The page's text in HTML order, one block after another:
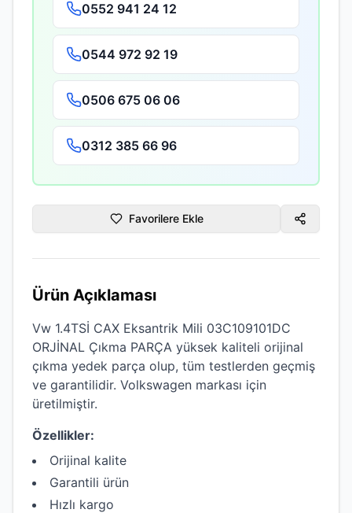
0552 941 24 12
0544 972 92 19
0506 675 06 06
0312 385 66 96
Favorilere Ekle
Ürün Açıklaması
Vw 1.4TSİ CAX Eksantrik Mili 03C109101DC
ORJİNAL Çıkma PARÇA yüksek kaliteli orijinal
çıkma yedek parça olup, tüm testlerden geçmiş
ve garantilidir. Volkswagen markası için
üretilmiştir.
Özellikler:
Orijinal kalite
Garantili ürün
Hızlı kargo